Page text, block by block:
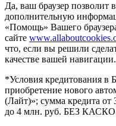
Да, ваш браузер позволит
дополнительную
«Помощь» Вашего
сайте
что, если вы решили
качестве вашей навигации.
*Условия кредитования
приобретение нового
(Лайт)»; сумма кредита
до 4 млн. руб. БЕЗ